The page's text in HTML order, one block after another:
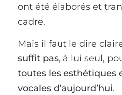
ont été élaborés et
cadre.
Mais il faut le dire
suffit pas, à lui seul,
toutes les esthétiques
vocales d’aujourd’hui.